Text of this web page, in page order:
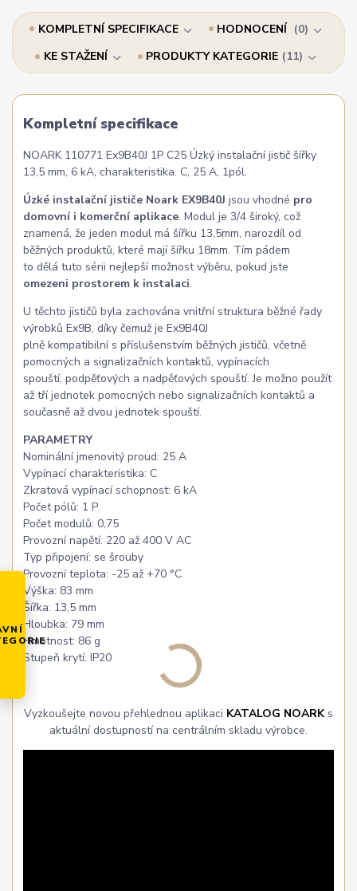
KOMPLETNÍ SPECIFIKACE HODNOCENÍ
0
KE STAŽENÍ
PRODUKTY KATEGORIE 11
Kompletní specifikace
NOARK 110771 Ex9B40J 1P C25 Úzký instalační jistič šířky
13,5 mm, 6 kA, charakteristika. C, 25 A, 1pól.
Úzké instalační jističe Noark EX9B40J jsou vhodné pro
domovní i komerční aplikace. Modul je 3/4 široký, což
znamená, že jeden modul má šířku 13,5mm, narozdíl od
běžných produktů, které mají šířku 18mm. Tím pádem
to dělá tuto sérii nejlepší možnost výběru, pokud jste
omezeni prostorem k instalaci.
U těchto jističů byla zachována vnitřní struktura běžné řady
výrobků Ex9B, díky čemuž je Ex9B40J
plně kompatibilní s příslušenstvím běžných jističů, včetně
pomocných a signalizačních kontaktů, vypínacích
spouští, podpěťových a nadpěťových spouští. Je možno použít
až tří jednotek pomocných nebo signalizačních kontaktů a
současně až dvou jednotek spouští.
PARAMETRY
Nominální jmenovitý proud: 25 A
Vypínací charakteristika: C
Zkratová vypínací schopnost: 6 kA
Počet pólů: 1 P
Počet modulů: 0,75
Provozní napětí: 220 až 400 V AC
Typ připojení: se šrouby
Provozní teplota: -25 až +70 °C
Výška: 83 mm
Šířka: 13,5 mm
Hloubka: 79 mm
Hmotnost: 86 g
Stupeň krytí: IP20
Vyzkoušejte novou přehlednou aplikaci KATALOG NOARKs
aktuální dostupností na centrálním skladu výrobce.